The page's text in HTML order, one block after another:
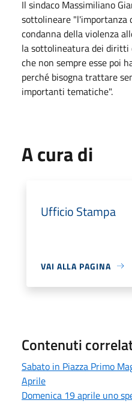
Il sindaco Massimiliano
sottolineare "l'importanza
condanna della violenza
la sottolineatura dei diritti
che non sempre esse poi
perché bisogna trattare
importanti tematiche".
A cura di
Ufficio Stampa
VAI ALLA PAGINA
Contenuti
Sabato in Piazza Primo
Aprile
Domenica 19 aprile uno